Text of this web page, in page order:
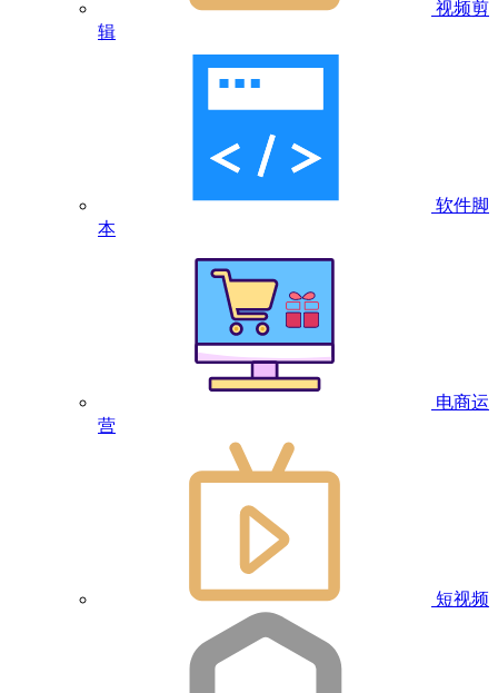
视频剪
辑
软件脚
本
电商运
营
短视频